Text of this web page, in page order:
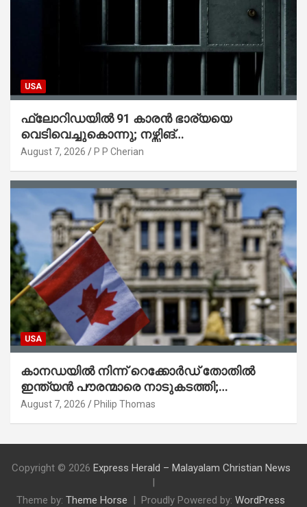
USA
ഫ്ലോറിഡയിൽ 91 കാരൻ ഭാര്യയെ
വെടിവെച്ചുകൊന്നു; നഴ്സിങ്
ഹോമിലാക്കില്ലെന്ന് നൽകിയ വാഗ്ദാനം
August 7, 2026 P P Cherian
USA
കാനഡയിൽ നിന്ന് റെക്കോർഡ് തോതിൽ
ഇന്ത്യൻ പൗരന്മാരെ നാടുകടത്തി;
ആറുമാസത്തിനിടെ 3,323 പേർ
August 7, 2026 Philip Thomas
Copyright © 2026 Express Herald – Malayalam Christian News
Theme by: Theme Horse Proudly Powered by: WordPress